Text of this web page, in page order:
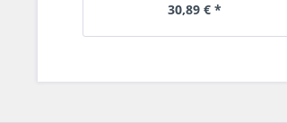
30,89 € *